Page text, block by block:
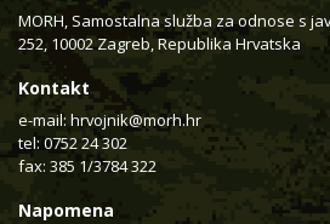
MORH, Samostalna služba za odnose s
252, 10002 Zagreb, Republika Hrvatska
Kontakt
e-mail: hrvojnik@morh.hr
tel: 0752 24 302
fax: 385 1/3784 322
Napomena